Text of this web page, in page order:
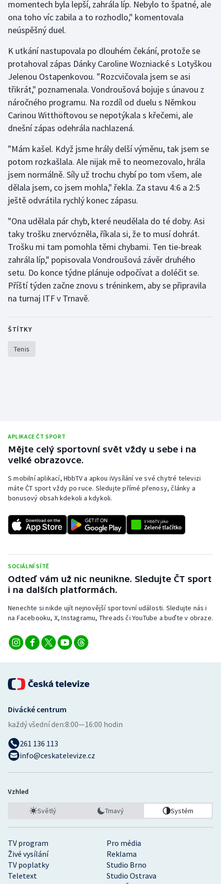
Gymnastika
Jezdectví
Judo
Krasobruslení
Lyže a snowboard
Moderní pětiboj
Olympijské hry
Parasport
Plavání
Plážový volejbal
Ragby
Rychlobruslení
Stolní tenis
Veslování
Vodní slalom
Ostatní
momentech byla lepší, zahrála líp. Nebylo to špatné, ale
ona toho víc zabila a to rozhodlo," komentovala
neúspěšný duel.
K utkání nastupovala po dlouhém čekání, protože se
protahoval zápas Dánky Caroline Wozniacké s Lotyškou
Jelenou Ostapenkovou. "Rozcvičovala jsem se asi
třikrát," poznamenala. Vondroušová bojuje s únavou z
náročného programu. Na rozdíl od duelu s Němkou
Carinou Witthöftovou se nepotýkala s křečemi, ale
dnešní zápas odehrála nachlazená.
"Mám kašel. Když jsme hrály delší výměnu, tak jsem se
potom rozkašlala. Ale nijak mě to neomezovalo, hrála
jsem normálně. Síly už trochu chybí po tom všem, ale
dělala jsem, co jsem mohla," řekla. Za stavu 4:6 a 2:5
ještě odvrátila rychlý konec zápasu.
"Ona udělala pár chyb, které neudělala do té doby. Asi
taky trošku znervózněla, říkala si, že to musí dohrát.
Trošku mi tam pomohla těmi chybami. Ten tie-break
zahrála líp," popisovala Vondroušová závěr druhého
setu. Do konce týdne plánuje odpočívat a doléčit se.
Příští týden začne znovu s tréninkem, aby se připravila
na turnaj ITF v Trnavě.
ŠTÍTKY
Tenis
APLIKACE ČT SPORT
Mějte celý sportovní svět vždy u sebe i na
velké obrazovce.
S mobilní aplikací, HbbTV a apkou iVysílání ve své chytré televizi
máte ČT sport vždy po ruce. Sledujte přímé přenosy, články a
bonusový obsah kdekoli a kdykoli.
SOCIÁLNÍ SÍTĚ
Odteď vám už nic neunikne. Sledujte ČT sport
i na dalších platformách.
Nenechte si nikde ujít nejnovější sportovní události. Sledujte nás i
na Facebooku, X, Instagramu, Threads či YouTube a buďte v obraze.
TV program
Pro média
Živé vysílání
Reklama
TV poplatky
Studio Brno
Teletext
Studio Ostrava
Divácké centrum
každý všední den:8:00—16:00 hodin
261 136 113
info@ceskatelevize.cz
Vzhled
Světlý Tmavý Systém